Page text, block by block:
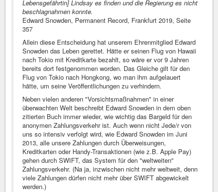
Lebensgefährtin] Lindsay es finden und die Regierung es nicht
beschlagnahmen konnte.
Edward Snowden, Permanent Record, Frankfurt 2019, Seite
357
Allein diese Entscheidung hat unserem Ehrenmitglied Edward
Snowden das Leben gerettet. Hätte er seinen Flug von Hawaii
nach Tokio mit Kreditkarte bezahlt, so wäre er vor 9 Jahren
bereits dort festgenommen worden. Das Gleiche gilt für den
Flug von Tokio nach Hongkong, wo man ihm aufgelauert
hätte, um seine Veröffentlichungen zu verhindern.
Neben vielen anderen "Vorsichtsmaßnahmen" in einer
überwachten Welt beschreibt Edward Snowden in dem oben
zitierten Buch immer wieder, wie wichtig das Bargeld für den
anonymen Zahlungsverkehr ist. Auch wenn nicht Jede/r von
uns so intensiv verfolgt wird, wie Edward Snowden im Juni
2013, alle unsere Zahlungen durch Überweisungen,
Kreditkarten oder Handy-Transaktionen (wie z.B. Apple Pay)
gehen durch SWIFT, das System für den "weltweiten"
Zahlungsverkehr. (Na ja, inzwischen nicht mehr weltweit, denn
viele Zahlungen dürfen nicht mehr über SWIFT abgewickelt
werden.)